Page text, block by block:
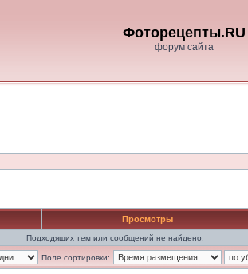
Фоторецепты.RU
форум сайта
Просмотры
Подходящих тем или сообщений не найдено.
Поле сортировки: